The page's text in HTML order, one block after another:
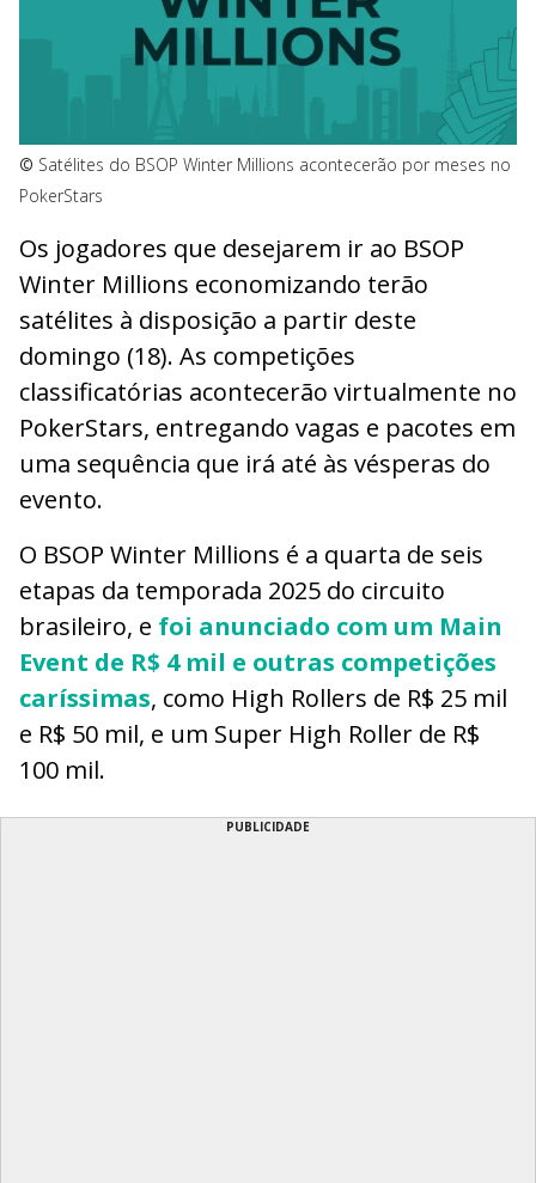
© Satélites do BSOP Winter Millions acontecerão por meses no
PokerStars
Os jogadores que desejarem ir ao BSOP
Winter Millions economizando terão
satélites à disposição a partir deste
domingo (18). As competições
classificatórias acontecerão virtualmente no
PokerStars, entregando vagas e pacotes em
uma sequência que irá até às vésperas do
evento.
O BSOP Winter Millions é a quarta de seis
etapas da temporada 2025 do circuito
brasileiro, e foi anunciado com um Main
Event de R$ 4 mil e outras competições
caríssimas, como High Rollers de R$ 25 mil
e R$ 50 mil, e um Super High Roller de R$
100 mil.
PUBLICIDADE